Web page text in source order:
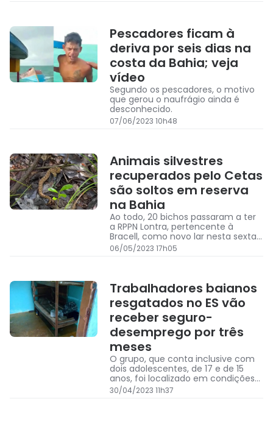
Pescadores ficam à
deriva por seis dias na
costa da Bahia; veja
vídeo
Segundo os pescadores, o motivo
que gerou o naufrágio ainda é
desconhecido.
07/06/2023 10h48
Animais silvestres
recuperados pelo Cetas
são soltos em reserva
na Bahia
Ao todo, 20 bichos passaram a ter
a RPPN Lontra, pertencente à
Bracell, como novo lar nesta sexta-
feira
06/05/2023 17h05
Trabalhadores baianos
resgatados no ES vão
receber seguro-
desemprego por três
meses
O grupo, que conta inclusive com
dois adolescentes, de 17 e de 15
anos, foi localizado em condições
degradantes numa propriedade
destinada ao cultivo de café.
30/04/2023 11h37